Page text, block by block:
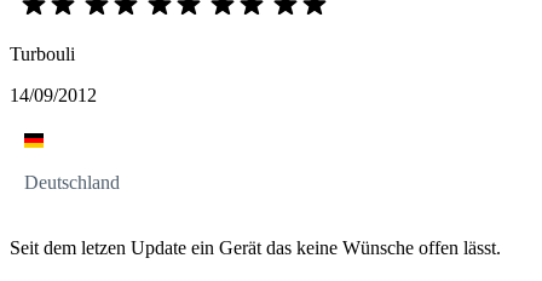
Turbouli
14/09/2012
Deutschland
Seit dem letzen Update ein Gerät das keine Wünsche offen lässt.